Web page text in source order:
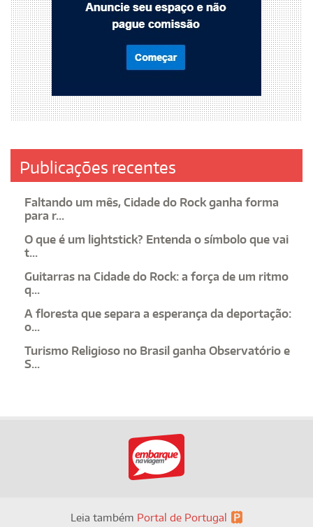
Publicações recentes
Faltando um mês, Cidade do Rock ganha forma
para r...
O que é um lightstick? Entenda o símbolo que vai
t...
Guitarras na Cidade do Rock: a força de um ritmo
q...
A floresta que separa a esperança da deportação:
o...
Turismo Religioso no Brasil ganha Observatório e
S...
Leia também Portal de Portugal